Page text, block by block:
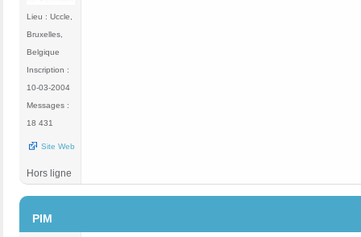
Lieu : Uccle,
Bruxelles,
Belgique
Inscription :
10-03-2004
Messages :
18 431
Site Web
Hors ligne
PIM